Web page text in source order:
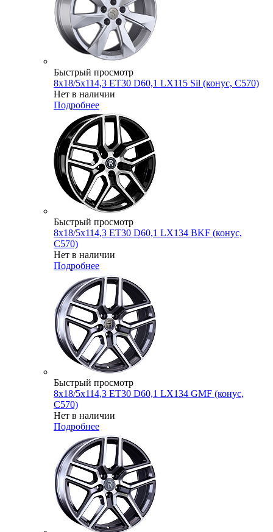
Быстрый просмотр
8x18/5x114,3 ET30 D60,1 LX115 Sil (конус, C570)
Нет в наличии
Подробнее
Быстрый просмотр
8x18/5x114,3 ET30 D60,1 LX134 BKF (конус,
C570)
Нет в наличии
Подробнее
Быстрый просмотр
8x18/5x114,3 ET30 D60,1 LX134 GMF (конус,
C570)
Нет в наличии
Подробнее